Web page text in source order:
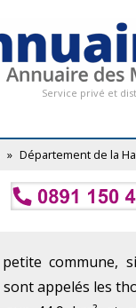
Service privé et
» Département de la
commune,
sont appelés les